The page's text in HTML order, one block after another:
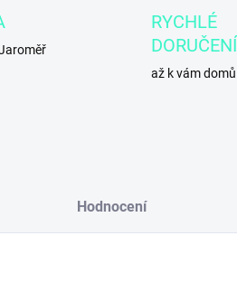
RYCHLÉ
DORUČENÍ
až k vám domů
Hodnocení